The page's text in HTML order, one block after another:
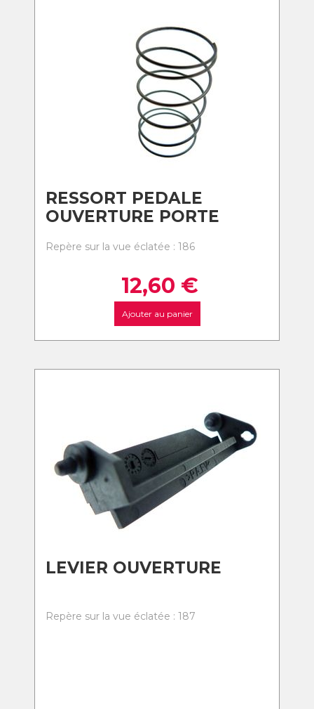
RESSORT PEDALE
OUVERTURE PORTE
Repère sur la vue éclatée : 186
12,60 €
Ajouter au panier
LEVIER OUVERTURE
Repère sur la vue éclatée : 187